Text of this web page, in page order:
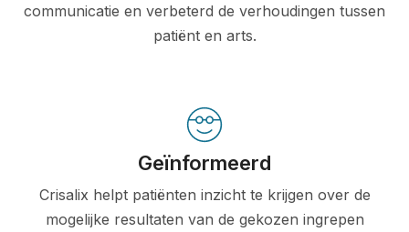
communicatie en verbeterd de verhoudingen tussen
patiënt en arts.
Geïnformeerd
Crisalix helpt patiënten inzicht te krijgen over de
mogelijke resultaten van de gekozen ingrepen